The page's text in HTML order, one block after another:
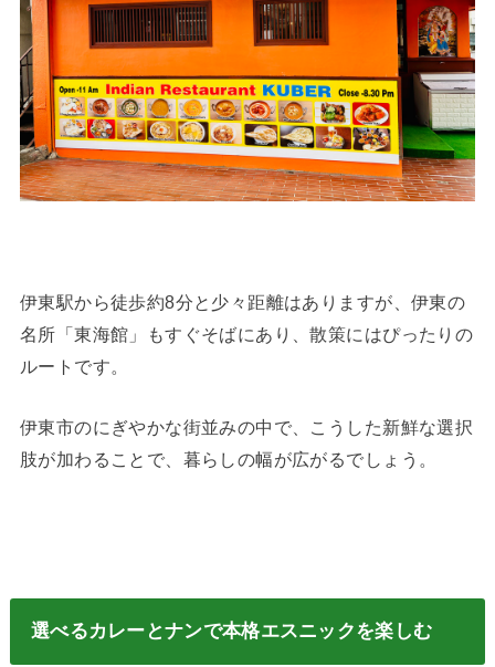
伊東駅から徒歩約8分と少々距離はありますが、伊東の
名所「東海館」もすぐそばにあり、散策にはぴったりの
ルートです。
伊東市のにぎやかな街並みの中で、こうした新鮮な選択
肢が加わることで、暮らしの幅が広がるでしょう。
選べるカレーとナンで本格エスニックを楽しむ